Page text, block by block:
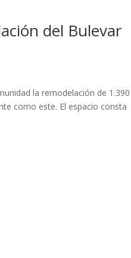
del Bulevar
la remodelación de 1.390
como este. El espacio consta